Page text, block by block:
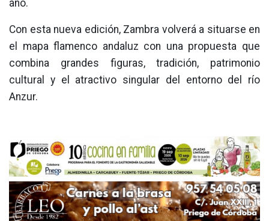
año.
Con esta nueva edición, Zambra volverá a situarse en
el mapa flamenco andaluz con una propuesta que
combina grandes figuras, tradición, patrimonio
cultural y el atractivo singular del entorno del río
Anzur.